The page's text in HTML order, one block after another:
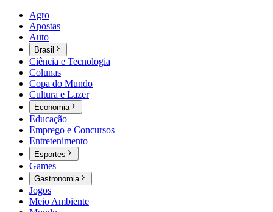
Agro
Apostas
Auto
Brasil
Ciência e Tecnologia
Colunas
Copa do Mundo
Cultura e Lazer
Economia
Educação
Emprego e Concursos
Entretenimento
Esportes
Games
Gastronomia
Jogos
Meio Ambiente